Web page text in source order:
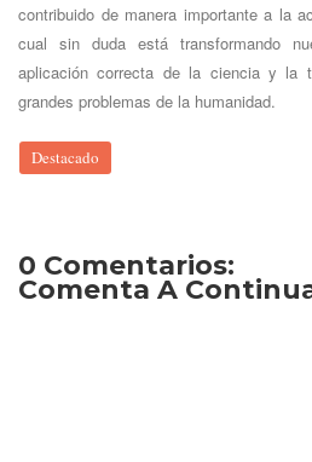
contribuido de manera importante a la
cual sin duda está transformando
aplicación correcta de la ciencia y la
grandes problemas de la humanidad.
Destacado
0 Comentarios:
Comenta A